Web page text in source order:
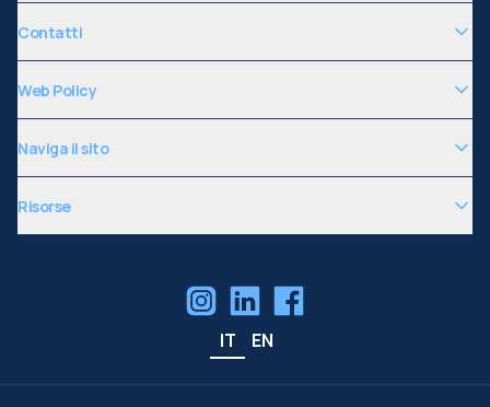
Contatti
Web Policy
Naviga il sito
Risorse
IT EN